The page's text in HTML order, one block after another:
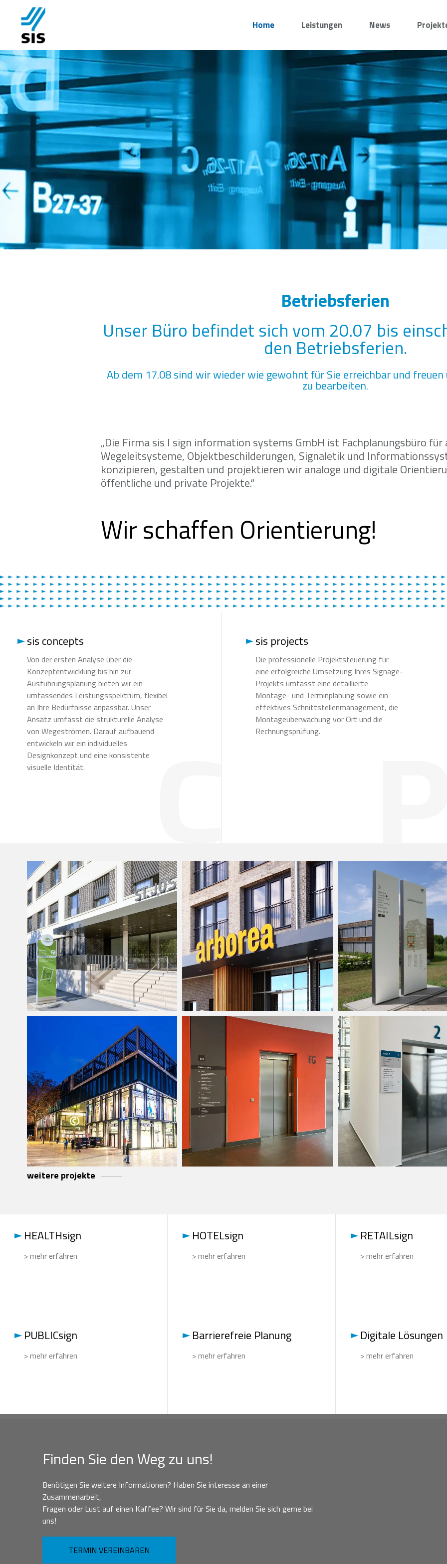
Home Leistungen News
Betriebsferien
Unser Büro befindet sich vom 20.07 bis
den Betriebsferien.
Ab dem 17.08 sind wir wieder wie gewohnt für Sie erreichbar und
zu bearbeiten.
„Die Firma sis I sign information systems GmbH ist Fachplanungsbüro
Wegeleitsysteme, Objektbeschilderungen, Signaletik und
konzipieren, gestalten und projektieren wir analoge und digitale
öffentliche und private Projekte.“
Wir schaffen Orientierung!
sis concepts
Von der ersten Analyse über die
Konzeptentwicklung bis hin zur
Ausführungsplanung bieten wir ein
umfassendes Leistungsspektrum, flexibel
an Ihre Bedürfnisse anpassbar. Unser
Ansatz umfasst die strukturelle Analyse
von Wegeströmen. Darauf aufbauend
entwickeln wir ein individuelles
Designkonzept und eine konsistente
visuelle Identität.
sis projects
Die professionelle Projektsteuerung für
eine erfolgreiche Umsetzung Ihres Signage-
Projekts umfasst eine detaillierte
Montage- und Terminplanung sowie ein
effektives Schnittstellenmanagement, die
Montageüberwachung vor Ort und die
Rechnungsprüfung.
St. Joseph-Stift Dresden Arborea Marina Resort
Neustadt i.H.
CANO Einkaufscenter,
Singen
Medizinische Fakultät
des UKE Hamburg
weitere projekte
HEALTHsign
> mehr erfahren
HOTELsign
> mehr erfahren
RETAILsign
> mehr erfahren
PUBLICsign
> mehr erfahren
Barrierefreie Planung
> mehr erfahren
Digitale Lösungen
> mehr erfahren
Finden Sie den Weg zu uns!
Benötigen Sie weitere Informationen? Haben Sie interesse an einer
Zusammenarbeit,
Fragen oder Lust auf einen Kaffee? Wir sind für Sie da, melden Sie sich gerne bei
uns!
TERMIN VEREINBAREN